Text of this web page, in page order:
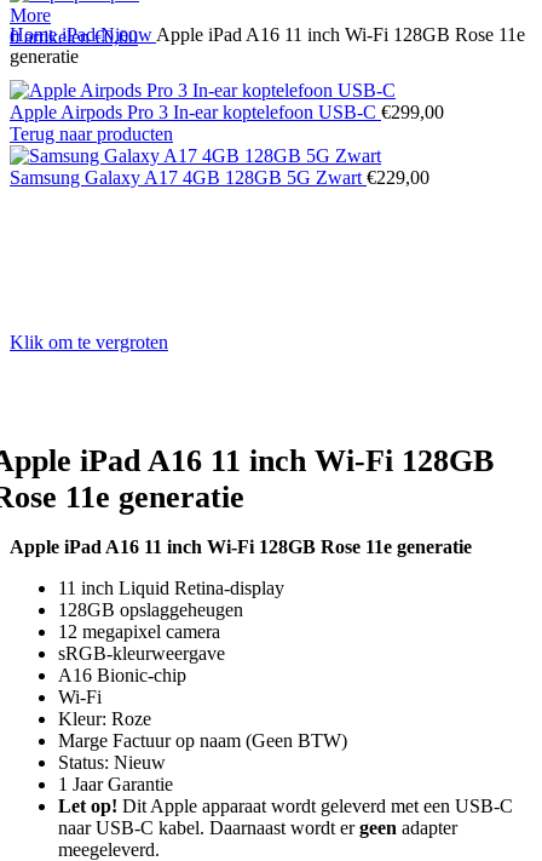
0artikelen €0,00
HomeiPadNieuw Apple iPad A16 11 inch Wi-Fi 128GB Rose 11e
generatie
Apple Airpods Pro 3 In-ear koptelefoon USB-C €299,00
Terug naar producten
Samsung Galaxy A17 4GB 128GB 5G Zwart €229,00
Klik om te vergroten
iPad A16 11 inch Wi-Fi 128GB
11e generatie
Apple iPad A16 11 inch Wi-Fi 128GB Rose 11e generatie
11 inch Liquid Retina‑display
128GB opslaggeheugen
12 megapixel camera
sRGB-kleurweergave
A16 Bionic-chip
Wi-Fi
Kleur: Roze
Marge Factuur op naam (Geen BTW)
Status: Nieuw
1 Jaar Garantie
Let op! Dit Apple apparaat wordt geleverd met een USB-C
naar USB-C kabel. Daarnaast wordt ergeen adapter
meegeleverd.